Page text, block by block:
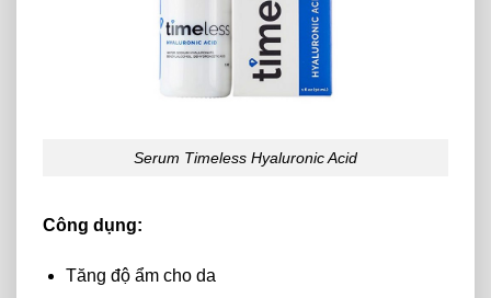
Serum Timeless Hyaluronic Acid
Công dụng:
Tăng độ ẩm cho da